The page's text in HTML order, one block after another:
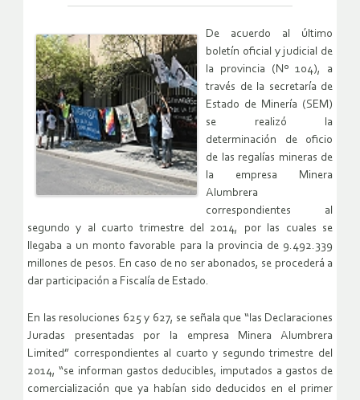
De acuerdo al último
boletín oficial y judicial de
la provincia (Nº 104), a
través de la secretaría de
Estado de Minería (SEM)
se realizó la
determinación de oficio
de las regalías mineras de
la empresa Minera
Alumbrera
correspondientes al
segundo y al cuarto trimestre del 2014, por las cuales se
llegaba a un monto favorable para la provincia de 9.492.339
millones de pesos. En caso de no ser abonados, se procederá a
dar participación a Fiscalía de Estado.
En las resoluciones 625 y 627, se señala que “las Declaraciones
Juradas presentadas por la empresa Minera Alumbrera
Limited” correspondientes al cuarto y segundo trimestre del
2014, “se informan gastos deducibles, imputados a gastos de
comercialización que ya habían sido deducidos en el primer